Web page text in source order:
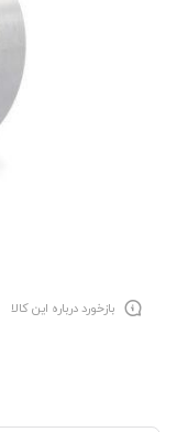
بازخورد درباره این کالا